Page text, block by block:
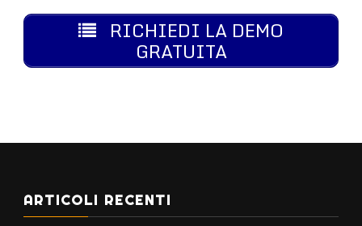
RICHIEDI LA DEMO
GRATUITA
ARTICOLI RECENTI